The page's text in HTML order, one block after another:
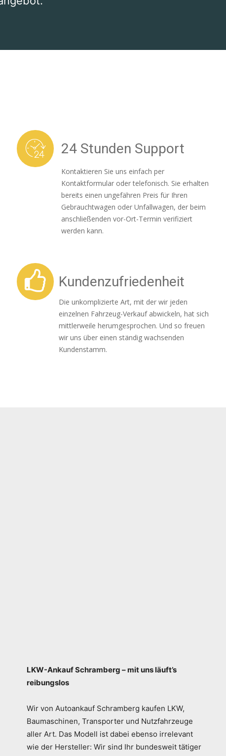
24 Stunden Support
Kontaktieren Sie uns einfach per
Kontaktformular oder telefonisch. Sie erhalten
bereits einen ungefähren Preis für Ihren
Gebrauchtwagen oder Unfallwagen, der beim
anschließenden vor-Ort-Termin verifiziert
werden kann.
Kundenzufriedenheit
Die unkomplizierte Art, mit der wir jeden
einzelnen Fahrzeug-Verkauf abwickeln, hat sich
mittlerweile herumgesprochen. Und so freuen
wir uns über einen ständig wachsenden
Kundenstamm.
LKW-Ankauf Schramberg – mit uns läuft’s
reibungslos
Wir von Autoankauf Schramberg kaufen LKW,
Baumaschinen, Transporter und Nutzfahrzeuge
aller Art. Das Modell ist dabei ebenso irrelevant
wie der Hersteller: Wir sind Ihr bundesweit tätiger